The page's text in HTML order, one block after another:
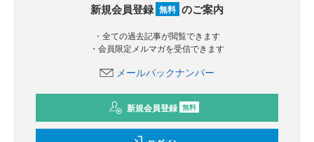
新規会員登録 無料 のご案内
・全ての過去記事が閲覧できます
・会員限定メルマガを受信できます
メールバックナンバー
新規会員登録 無料